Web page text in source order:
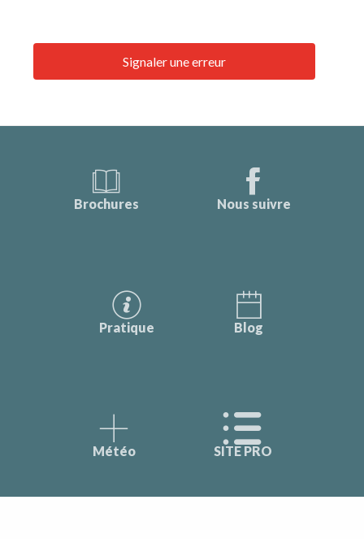
Signaler une erreur
Brochures Nous suivre
Pratique Blog
Météo SITE PRO